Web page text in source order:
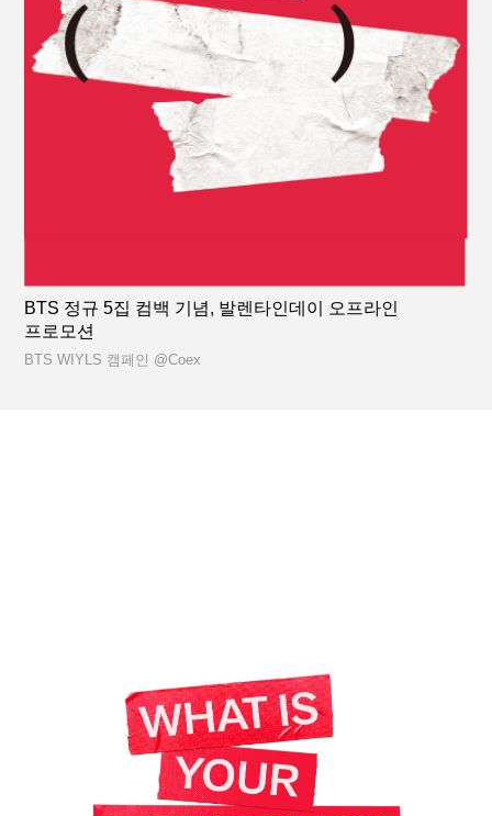
BTS 정규 5집 컴백 기념, 발렌타인데이 오프라인
프로모션
BTS WIYLS 캠페인 @Coex